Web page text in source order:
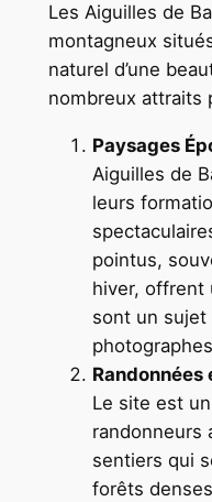
Les Aiguilles de
montagneux
naturel d’une
nombreux attraits
Paysages
Aiguilles de
leurs
pointus,
hiver, offrent
sont un sujet
Le site est
randonneurs
sentiers qui
forêts